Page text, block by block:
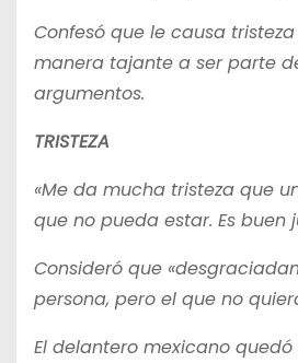
Confesó que le causa
manera tajante a ser parte
argumentos.
TRISTEZA
«Me da mucha tristeza que
que no pueda estar. Es
Consideró que
persona, pero el que no
El delantero mexicano